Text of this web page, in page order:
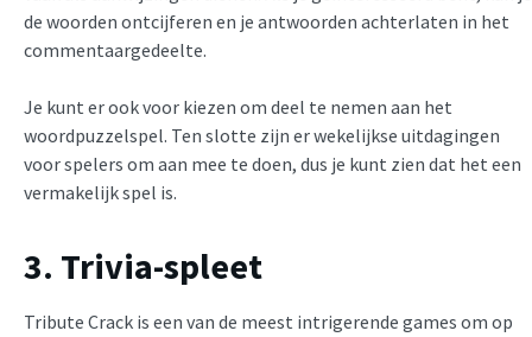
de woorden ontcijferen en je antwoorden achterlaten in het
commentaargedeelte.
Je kunt er ook voor kiezen om deel te nemen aan het
woordpuzzelspel. Ten slotte zijn er wekelijkse uitdagingen
voor spelers om aan mee te doen, dus je kunt zien dat het een
vermakelijk spel is.
3. Trivia-spleet
Tribute Crack is een van de meest intrigerende games om op